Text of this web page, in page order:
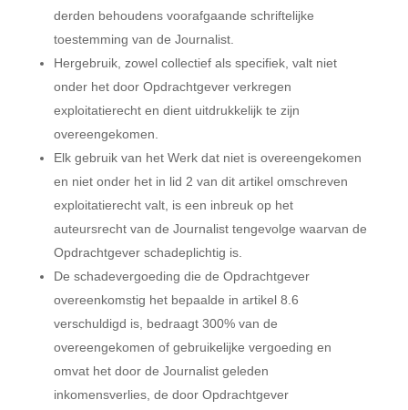
derden behoudens voorafgaande schriftelijke
toestemming van de Journalist.
Hergebruik, zowel collectief als specifiek, valt niet
onder het door Opdrachtgever verkregen
exploitatierecht en dient uitdrukkelijk te zijn
overeengekomen.
Elk gebruik van het Werk dat niet is overeengekomen
en niet onder het in lid 2 van dit artikel omschreven
exploitatierecht valt, is een inbreuk op het
auteursrecht van de Journalist tengevolge waarvan de
Opdrachtgever schadeplichtig is.
De schadevergoeding die de Opdrachtgever
overeenkomstig het bepaalde in artikel 8.6
verschuldigd is, bedraagt 300% van de
overeengekomen of gebruikelijke vergoeding en
omvat het door de Journalist geleden
inkomensverlies, de door Opdrachtgever